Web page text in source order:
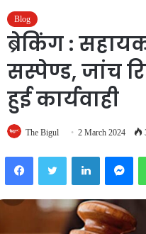
Blog
ब्रेकिंग :
सस्पेण्ड, जांच
हुई कार्यवाही
The Bigul 2 March 2024
FacebookTwitter LinkedIn